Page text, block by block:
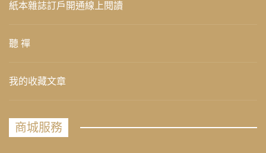
紙本雜誌訂戶開通線上閱讀
聽 禪
我的收藏文章
商城服務